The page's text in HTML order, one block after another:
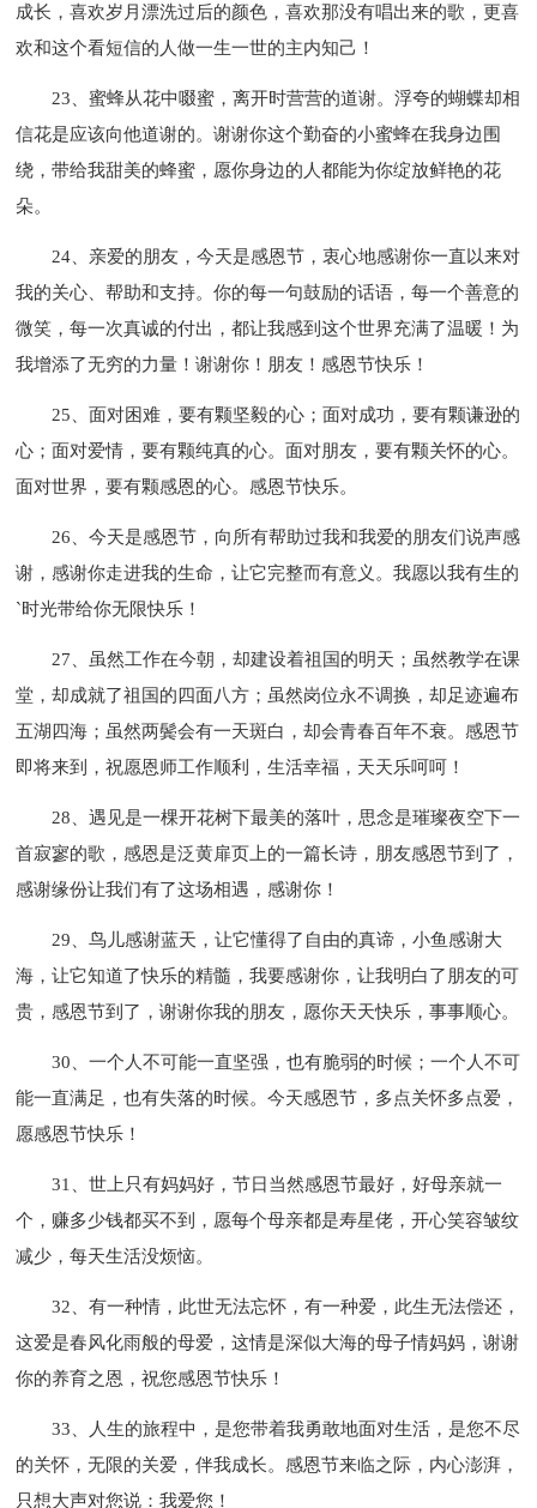
成长，喜欢岁月漂洗过后的颜色，喜欢那没有唱出来的歌，更喜
欢和这个看短信的人做一生一世的主内知己！
23、蜜蜂从花中啜蜜，离开时营营的道谢。浮夸的蝴蝶却相
信花是应该向他道谢的。谢谢你这个勤奋的小蜜蜂在我身边围
绕，带给我甜美的蜂蜜，愿你身边的人都能为你绽放鲜艳的花
朵。
24、亲爱的朋友，今天是感恩节，衷心地感谢你一直以来对
我的关心、帮助和支持。你的每一句鼓励的话语，每一个善意的
微笑，每一次真诚的付出，都让我感到这个世界充满了温暖！为
我增添了无穷的力量！谢谢你！朋友！感恩节快乐！
25、面对困难，要有颗坚毅的心；面对成功，要有颗谦逊的
心；面对爱情，要有颗纯真的心。面对朋友，要有颗关怀的心。
面对世界，要有颗感恩的心。感恩节快乐。
26、今天是感恩节，向所有帮助过我和我爱的朋友们说声感
谢，感谢你走进我的生命，让它完整而有意义。我愿以我有生的
`时光带给你无限快乐！
27、虽然工作在今朝，却建设着祖国的明天；虽然教学在课
堂，却成就了祖国的四面八方；虽然岗位永不调换，却足迹遍布
五湖四海；虽然两鬓会有一天斑白，却会青春百年不衰。感恩节
即将来到，祝愿恩师工作顺利，生活幸福，天天乐呵呵！
28、遇见是一棵开花树下最美的落叶，思念是璀璨夜空下一
首寂寥的歌，感恩是泛黄扉页上的一篇长诗，朋友感恩节到了，
感谢缘份让我们有了这场相遇，感谢你！
29、鸟儿感谢蓝天，让它懂得了自由的真谛，小鱼感谢大
海，让它知道了快乐的精髓，我要感谢你，让我明白了朋友的可
贵，感恩节到了，谢谢你我的朋友，愿你天天快乐，事事顺心。
30、一个人不可能一直坚强，也有脆弱的时候；一个人不可
能一直满足，也有失落的时候。今天感恩节，多点关怀多点爱，
愿感恩节快乐！
31、世上只有妈妈好，节日当然感恩节最好，好母亲就一
个，赚多少钱都买不到，愿每个母亲都是寿星佬，开心笑容皱纹
减少，每天生活没烦恼。
32、有一种情，此世无法忘怀，有一种爱，此生无法偿还，
这爱是春风化雨般的母爱，这情是深似大海的母子情妈妈，谢谢
你的养育之恩，祝您感恩节快乐！
33、人生的旅程中，是您带着我勇敢地面对生活，是您不尽
的关怀，无限的关爱，伴我成长。感恩节来临之际，内心澎湃，
只想大声对您说：我爱您！